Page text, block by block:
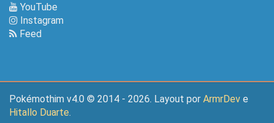
YouTube
Instagram
Feed
Pokémothim v4.0 © 2014 - 2026. Layout por ArmrDev e
Hitallo Duarte.